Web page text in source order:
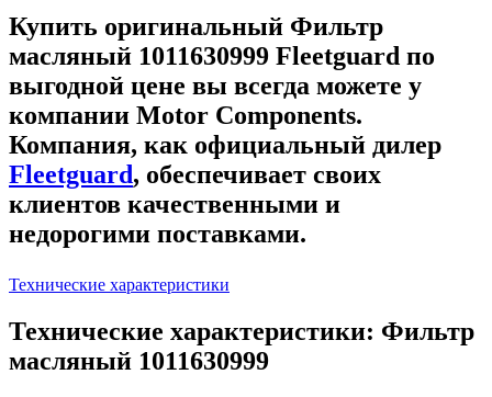
Купить оригинальный Фильтр
масляный 1011630999 Fleetguard по
выгодной цене вы всегда можете у
компании Motor Components.
Компания, как официальный дилер
Fleetguard, обеспечивает своих
клиентов качественными и
недорогими поставками.
Технические характеристики
Технические характеристики: Фильтр
масляный 1011630999